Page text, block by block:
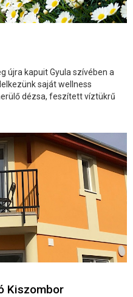
újra kapuit Gyula szívében a
saját wellness
dézsa, feszített víztükrű
Kiszombor